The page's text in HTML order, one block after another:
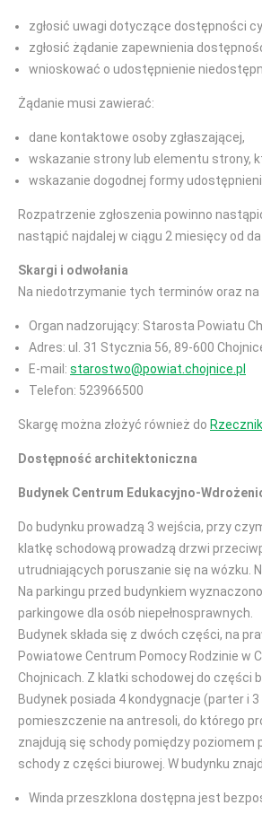
zgłosić uwagi dotyczące dostępności
zgłosić żądanie zapewnienia
wnioskować o udostępnienie
Żądanie musi zawierać:
dane kontaktowe osoby zgłaszającej,
wskazanie strony lub elementu strony,
wskazanie dogodnej formy
Rozpatrzenie zgłoszenia powinno
nastąpić najdalej w ciągu 2 miesięcy od
Skargi i odwołania
Na niedotrzymanie tych terminów oraz
Organ nadzorujący: Starosta Powiatu
Adres: ul. 31 Stycznia 56, 89-600
E-mail: starostwo@powiat.chojnice.pl
Telefon: 523966500
Skargę można złożyć również do
Dostępność architektoniczna
Budynek Centrum Edukacyjno-
Do budynku prowadzą 3 wejścia, przy
klatkę schodową prowadzą drzwi
utrudniających poruszanie się na wózku.
Na parkingu przed budynkiem
parkingowe dla osób niepełnosprawnych.
Budynek składa się z dwóch części, na
Powiatowe Centrum Pomocy Rodzinie w
Chojnicach. Z klatki schodowej do części
Budynek posiada 4 kondygnacje (parter i
pomieszczenie na antresoli, do którego
znajdują się schody pomiędzy poziomem
schody z części biurowej. W budynku
Winda przeszklona dostępna jest